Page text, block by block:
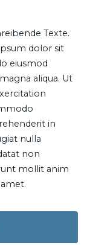
Texte.
dolor sit
eiusmod
aliqua. Ut
in
nulla
non
mollit anim